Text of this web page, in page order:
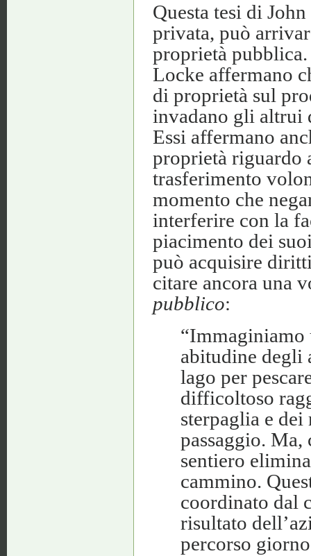
Questa tesi di
privata, può
proprietà
Locke affermano
di proprietà sul
invadano gli altrui
Essi affermano
proprietà riguardo
trasferimento
momento che
interferire con la
piacimento dei
può acquisire
citare ancora una
pubblico:
abitudine degli
lago per
difficoltoso
sterpaglia e
passaggio. Ma,
sentiero
cammino.
coordinato dal
risultato
percorso